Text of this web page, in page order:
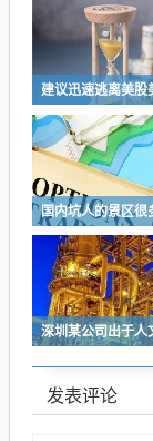
发表评论